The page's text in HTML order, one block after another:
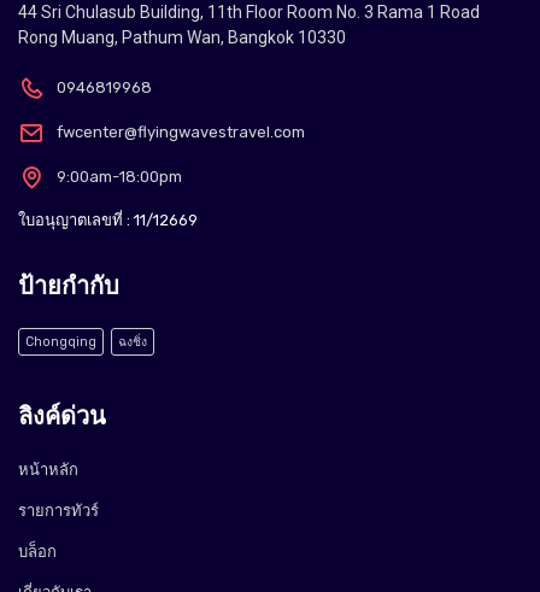
44 Sri Chulasub Building, 11th Floor Room No. 3 Rama 1 Road
Rong Muang, Pathum Wan, Bangkok 10330
0946819968
fwcenter@flyingwavestravel.com
9:00am-18:00pm
ใบอนุญาตเลขที่ : 11/12669
ป้ายกำกับ
Chongqing ฉงชิ่ง
ลิงค์ด่วน
หน้าหลัก
รายการทัวร์
บล็อก